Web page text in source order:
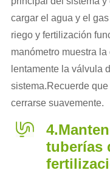
cargar el agua y el
riego y fertilización
manómetro muestra
lentamente la válvula
sistema.Recuerde
cerrarse suavemente.
tuberías